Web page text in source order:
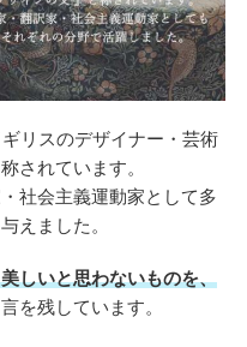
リスのデザイナー・芸術
されています。
社会主義運動家として多
えました。
しいと思わないものを、
を残しています。